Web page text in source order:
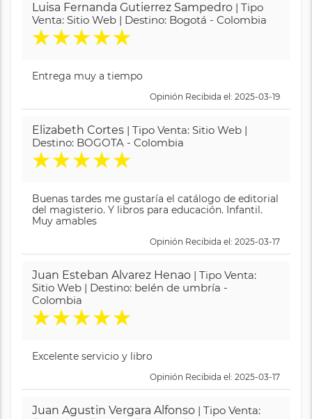
Luisa Fernanda Gutierrez Sampedro | Tipo
Venta: Sitio Web | Destino: Bogotá - Colombia
★★★★★
Entrega muy a tiempo
Opinión Recibida el: 2025-03-19
Elizabeth Cortes | Tipo Venta: Sitio Web |
Destino: BOGOTA - Colombia
★★★★★
Buenas tardes me gustaría el catálogo de editorial
del magisterio. Y libros para educación. Infantil.
Muy amables
Opinión Recibida el: 2025-03-17
Juan Esteban Alvarez Henao | Tipo Venta:
Sitio Web | Destino: belén de umbría -
Colombia
★★★★★
Excelente servicio y libro
Opinión Recibida el: 2025-03-17
Juan Agustin Vergara Alfonso | Tipo Venta: